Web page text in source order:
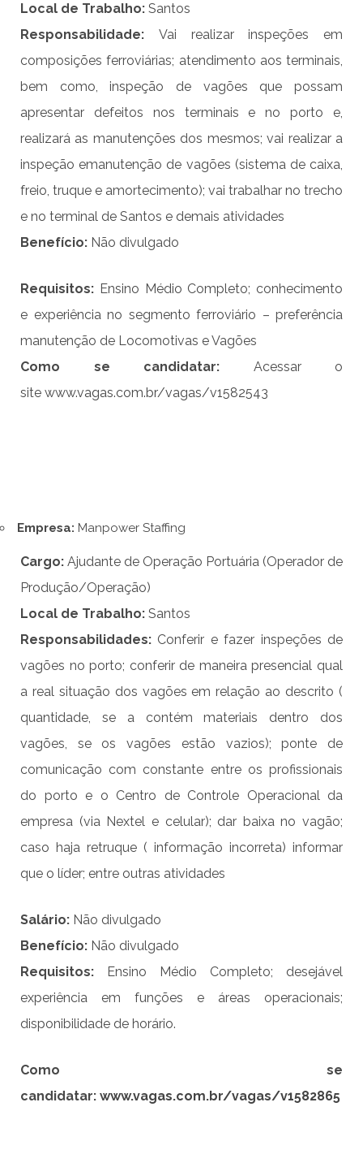
Local de Trabalho: Santos
Responsabilidade: Vai realizar inspeções em
composições ferroviárias; atendimento aos terminais,
bem como, inspeção de vagões que possam
apresentar defeitos nos terminais e no porto e,
realizará as manutenções dos mesmos; vai realizar a
inspeção emanutenção de vagões (sistema de caixa,
freio, truque e amortecimento); vai trabalhar no trecho
e no terminal de Santos e demais atividades
Benefício: Não divulgado
Requisitos: Ensino Médio Completo; conhecimento
e experiência no segmento ferroviário – preferência
manutenção de Locomotivas e Vagões
Como se candidatar: Acessar o
site www.vagas.com.br/vagas/v1582543
Empresa: Manpower Staffing
Cargo: Ajudante de Operação Portuária (Operador de
Produção/Operação)
Local de Trabalho: Santos
Responsabilidades: Conferir e fazer inspeções de
vagões no porto; conferir de maneira presencial qual
a real situação dos vagões em relação ao descrito (
quantidade, se a contém materiais dentro dos
vagões, se os vagões estão vazios); ponte de
comunicação com constante entre os profissionais
do porto e o Centro de Controle Operacional da
empresa (via Nextel e celular); dar baixa no vagão;
caso haja retruque ( informação incorreta) informar
que o líder; entre outras atividades
Salário: Não divulgado
Benefício: Não divulgado
Requisitos:
Ensino Médio Completo; desejável
experiência em funções e áreas operacionais;
disponibilidade de horário.
Como se
candidatar: www.vagas.com.br/vagas/v1582865